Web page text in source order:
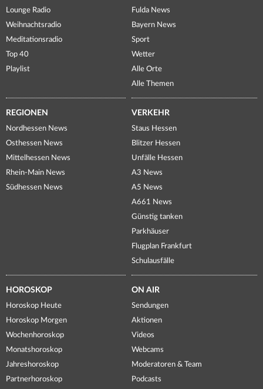
Lounge Radio
Weihnachtsradio
Meditationsradio
Top 40
Playlist
Fulda News
Bayern News
Sport
Wetter
Alle Orte
Alle Themen
REGIONEN
Nordhessen News
Osthessen News
Mittelhessen News
Rhein-Main News
Südhessen News
VERKEHR
Staus Hessen
Blitzer Hessen
Unfälle Hessen
A3 News
A5 News
A661 News
Günstig tanken
Parkhäuser
Flugplan Frankfurt
Schulausfälle
HOROSKOP
Horoskop Heute
Horoskop Morgen
Wochenhoroskop
Monatshoroskop
Jahreshoroskop
Partnerhoroskop
ON AIR
Sendungen
Aktionen
Videos
Webcams
Moderatoren & Team
Podcasts